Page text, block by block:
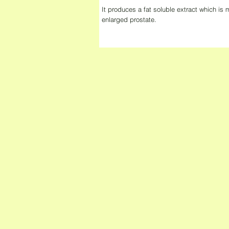
It produces a fat soluble extract which is
enlarged prostate.